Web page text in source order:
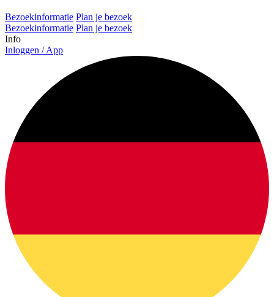
Bezoekinformatie Plan je bezoek
Bezoekinformatie Plan je bezoek
Info
Inloggen / App